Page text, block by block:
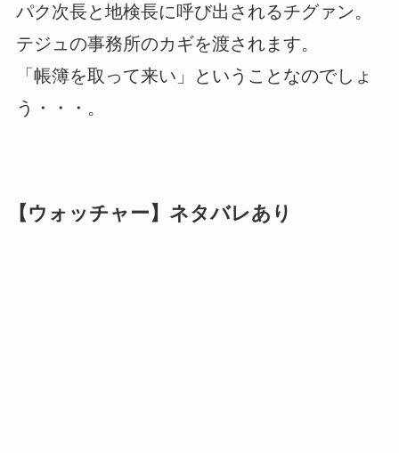
パク次長と地検長に呼び出されるチグァン。
テジュの事務所のカギを渡されます。
「帳簿を取って来い」ということなのでしょ
う・・・。
【ウォッチャー】ネタバレあり